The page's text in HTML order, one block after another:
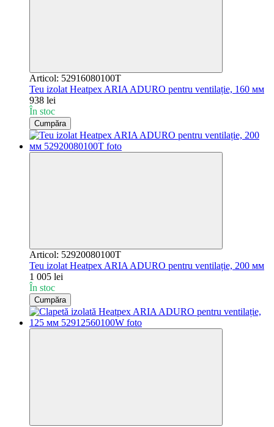
Articol: 52916080100T
Teu izolat Heatpex ARIA ADURO pentru ventilație, 160 мм
938 lei
În stoc
Cumpăra
Articol: 52920080100T
Teu izolat Heatpex ARIA ADURO pentru ventilație, 200 мм
1 005 lei
În stoc
Cumpăra